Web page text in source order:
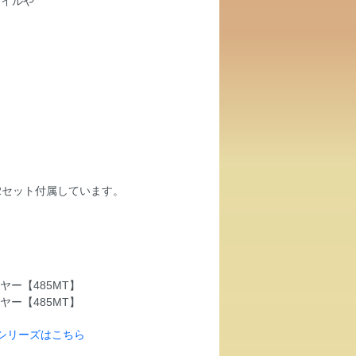
ット付属しています。
リーズはこちら